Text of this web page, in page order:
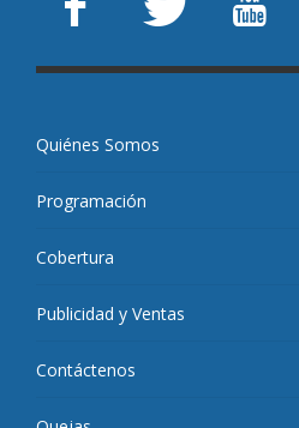
Quiénes Somos
Programación
Cobertura
Publicidad y Ventas
Contáctenos